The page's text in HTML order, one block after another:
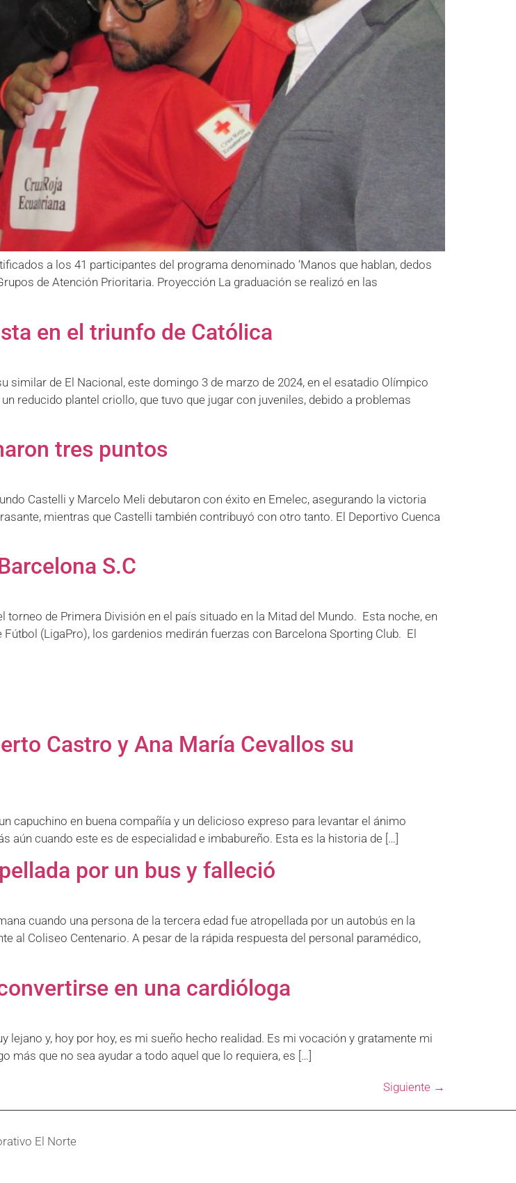
a los 41 participantes del programa denominado ‘Manos que hablan, dedos
de Atención Prioritaria. Proyección La graduación se realizó en las
en el triunfo de Católica
similar de El Nacional, este domingo 3 de marzo de 2024, en el esatadio Olímpico
reducido plantel criollo, que tuvo que jugar con juveniles, debido a problemas
tres puntos
Castelli y Marcelo Meli debutaron con éxito en Emelec, asegurando la victoria
mientras que Castelli también contribuyó con otro tanto. El Deportivo Cuenca
S.C
torneo de Primera División en el país situado en la Mitad del Mundo. Esta noche, en
(LigaPro), los gardenios medirán fuerzas con Barcelona Sporting Club. El
Castro y Ana María Cevallos su
capuchino en buena compañía y un delicioso expreso para levantar el ánimo
aún cuando este es de especialidad e imbabureño. Esta es la historia de […]
por un bus y falleció
cuando una persona de la tercera edad fue atropellada por un autobús en la
al Coliseo Centenario. A pesar de la rápida respuesta del personal paramédico,
en una cardióloga
y, hoy por hoy, es mi sueño hecho realidad. Es mi vocación y gratamente mi
más que no sea ayudar a todo aquel que lo requiera, es […]
Siguiente →
El Norte